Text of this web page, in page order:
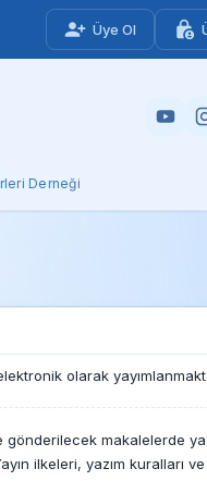
Üye Ol
Derneği
olarak
gönderilecek makalelerde
ilkeleri, yazım kuralları